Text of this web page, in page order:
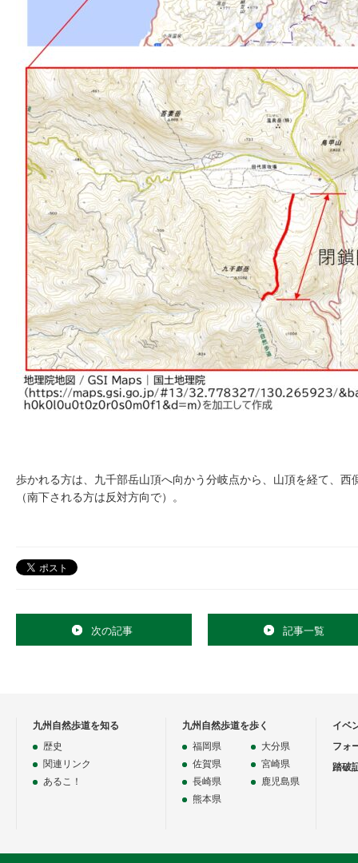
歩かれる方は、九千部岳山頂へ向かう分岐点から、山頂を経て、
（南下される方は反対方向で）。
次の記事 記事一覧
九州自然歩道を知る
歴史
関連リンク
あるこ！
九州自然歩道を歩く
福岡県
佐賀県
長崎県
熊本県
大分県
宮崎県
鹿児島県
イベ
フォ
踏破